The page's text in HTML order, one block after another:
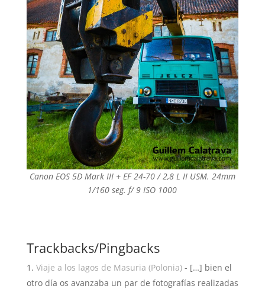
Canon EOS 5D Mark III + EF 24-70 / 2,8 L II USM. 24mm
1/160 seg. f/ 9 ISO 1000
Trackbacks/Pingbacks
Viaje a los lagos de Masuria (Polonia)- […] bien el
otro día os avanzaba un par de fotografías realizadas